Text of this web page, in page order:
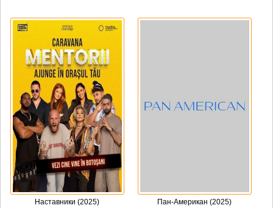
Наставники (2025) Пан-Американ (2025)